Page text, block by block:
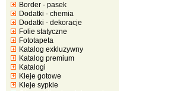
Border - pasek
Dodatki - chemia
Dodatki - dekoracje
Folie statyczne
Fototapeta
Katalog exkluzywny
Katalog premium
Katalogi
Kleje gotowe
Kleje sypkie